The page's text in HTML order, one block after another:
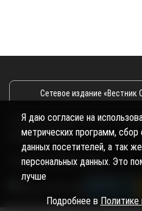
Сетевое издание «Вестник
Сетевое издание Вестник -
района и Югры
Copyright © 2018- 2026
Я даю согласие на
метрических программ, сбор
данных посетителей, а так
персональных данных. Это
лучше
Подробнее в Политике